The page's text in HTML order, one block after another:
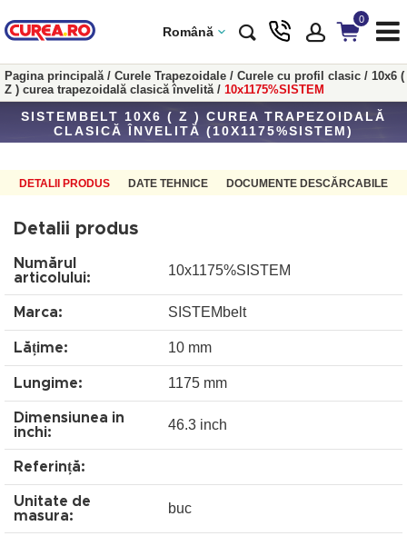
Română
0
Pagina principală/ Curele Trapezoidale / Curele cu profil clasic / 10x6 (
Z ) curea trapezoidală clasică învelită/ 10x1175%SISTEM
SISTEMBELT 10X6 ( Z ) CUREA TRAPEZOIDALĂ
CLASICĂ ÎNVELITĂ (10X1175%SISTEM)
DETALII PRODUS DATE TEHNICE DOCUMENTE DESCĂRCABILE
Detalii produs
Numărul
articolului:
10x1175%SISTEM
Marca: SISTEMbelt
Lățime: 10 mm
Lungime: 1175 mm
Dimensiunea in
inchi:
46.3 inch
Referință:
Unitate de
masura:
buc